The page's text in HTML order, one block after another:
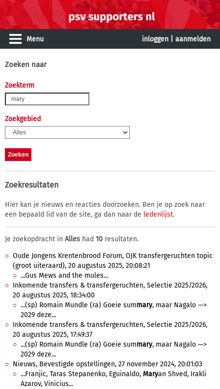
Menu inloggen aanmelden
Zoeken naar
Zoekterm
Zoekgebied
Zoekresultaten
Hier kan je nieuws en reacties doorzoeken. Ben je op zoek naar
een bepaald lid van de site, ga dan naar de ledenlijst.
Je zoekopdracht in Alles had 10 resultaten.
Oude Jongens Krentenbrood Forum, OJK transfergeruchten topic
(groot uiteraard), 20 augustus 2025, 20:08:21
...Gus Mews and the mules...
Inkomende transfers & transfergeruchten, Selectie 2025/2026,
20 augustus 2025, 18:34:00
...(sp) Romain Mundle (ra) Goeie summary, maar Nagalo —>
2029 deze...
Inkomende transfers & transfergeruchten, Selectie 2025/2026,
20 augustus 2025, 17:49:37
...(sp) Romain Mundle (ra) Goeie summary, maar Nagalo —>
2029 deze...
Nieuws, Bevestigde opstellingen, 27 november 2024, 20:01:03
...Franjic, Taras Stepanenko, Eguinaldo, Maryan Shved, Irakli
Azarov, Vinicius...